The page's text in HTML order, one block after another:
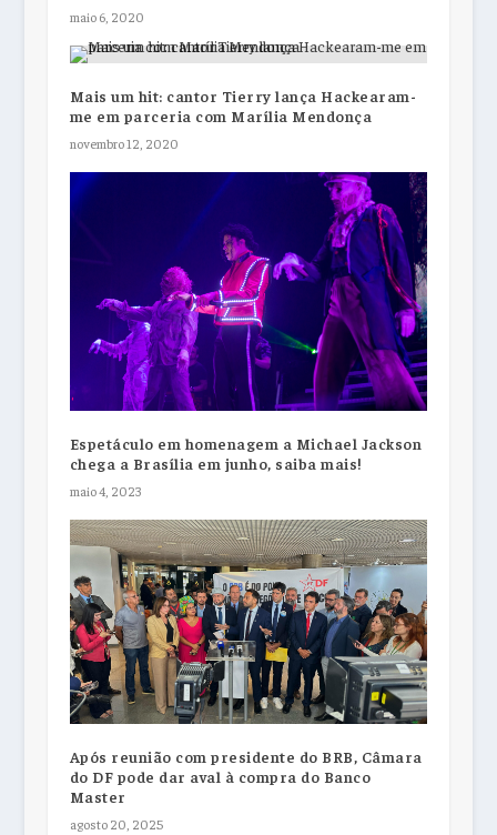
maio 6, 2020
Mais um hit: cantor Tierry lança Hackearam-
me em parceria com Marília Mendonça
novembro 12, 2020
Espetáculo em homenagem a Michael Jackson
chega a Brasília em junho, saiba mais!
maio 4, 2023
Após reunião com presidente do BRB, Câmara
do DF pode dar aval à compra do Banco
Master
agosto 20, 2025